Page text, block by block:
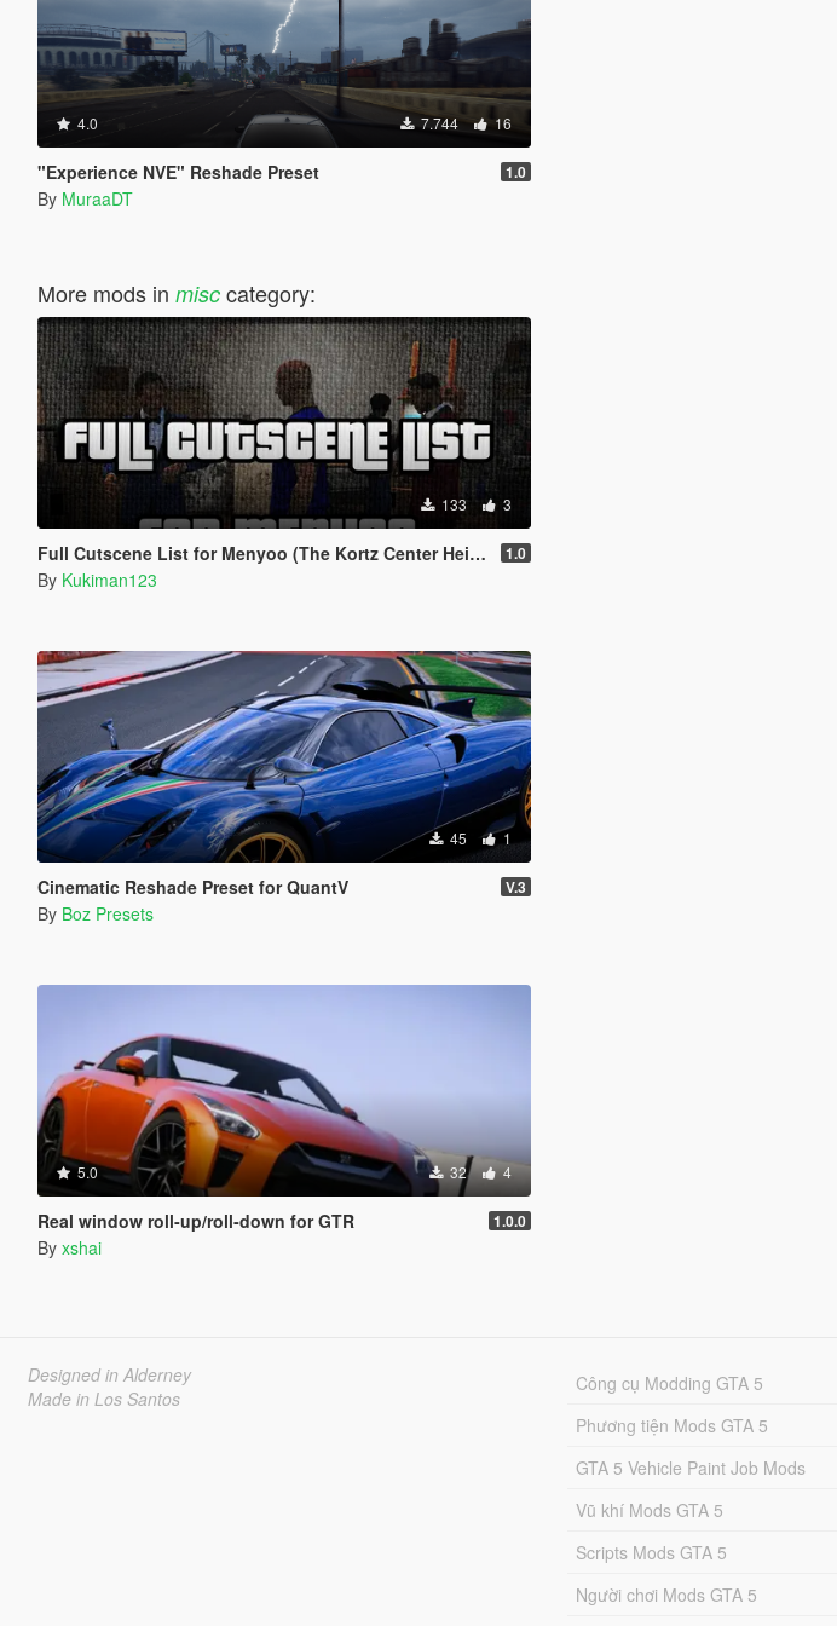
4.0 7.744 16
"Experience NVE" Reshade Preset 1.0
By MuraaDT
More mods in misccategory:
133 3
Full Cutscene List for Menyoo (The Kortz Center Heist) 1.0
By Kukiman123
45 1
Cinematic Reshade Preset for QuantV V.3
By Boz Presets
5.0 32 4
Real window roll‑up/roll‑down for GTR 1.0.0
By xshai
Designed in Alderney
Made in Los Santos
Công cụ Modding GTA 5
Phương tiện Mods GTA 5
GTA 5 Vehicle Paint Job Mods
Vũ khí Mods GTA 5
Scripts Mods GTA 5
Người chơi Mods GTA 5